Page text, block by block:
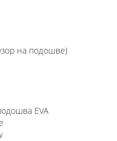
на подошве)
EVA